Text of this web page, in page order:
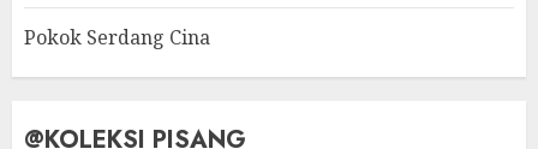
Pokok Serdang Cina
@KOLEKSI PISANG